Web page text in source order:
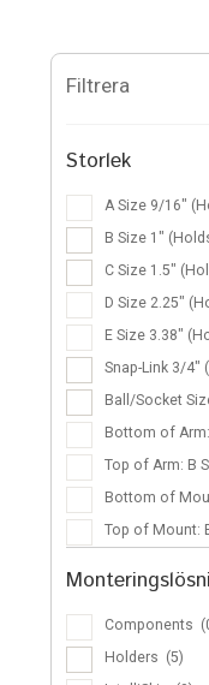
Filtrera
Storlek
A Size 9/16″
B Size 1″
C Size 1.5″
D Size 2.25″
E Size 3.38″
Snap-Link 3/4″
Ball/Socket
Bottom of
Top of Arm: B
Bottom of
Top of Mount:
Components
Holders (5)